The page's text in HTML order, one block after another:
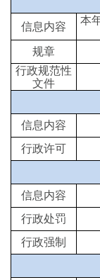
信息内容
本
规章
行政规范性
文件
信息内容
行政许可
信息内容
行政处罚
行政强制